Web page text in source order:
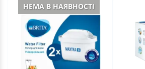
НЕМА В НАЯВНОСТІ